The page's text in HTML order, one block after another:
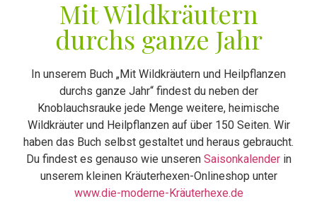
Mit Wildkräutern
durchs ganze Jahr
In unserem Buch „Mit Wildkräutern und Heilpflanzen
durchs ganze Jahr“ findest du neben der
Knoblauchsrauke jede Menge weitere, heimische
Wildkräuter und Heilpflanzen auf über 150 Seiten. Wir
haben das Buch selbst gestaltet und heraus gebraucht.
Du findest es genauso wie unseren Saisonkalenderin
unserem kleinen Kräuterhexen-Onlineshop unter
www.die-moderne-Kräuterhexe.de